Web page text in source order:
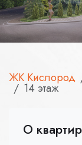
ЖК Кислород
14 этаж
О